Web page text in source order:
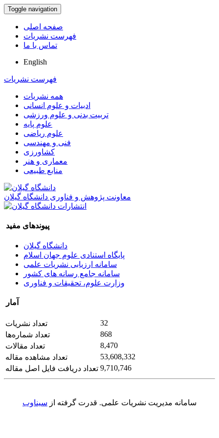
Toggle navigation
صفحه اصلی
فهرست نشریات
تماس با ما
English
فهرست نشریات
همه نشریات
ادبیات و علوم انسانی
تربیت بدنی و علوم ورزشی
علوم پایه
علوم ریاضی
فنی و مهندسی
کشاورزی
معماری و هنر
منابع طبیعی
معاونت پژوهش و فناوری دانشگاه گیلان
پیوندهای مفید
دانشگاه گیلان
پایگاه استنادی علوم جهان اسلام
سامانه ارزیابی نشریات علمی
سامانه جامع رسانه های کشور
وزارت علوم، تحقیقات و فناوری
آمار
تعداد نشریات
32
تعداد شماره‌ها
868
تعداد مقالات
8,470
تعداد مشاهده مقاله
53,608,332
تعداد دریافت فایل اصل مقاله 9,710,746
سامانه مدیریت نشریات علمی. قدرت گرفته از سیناوب